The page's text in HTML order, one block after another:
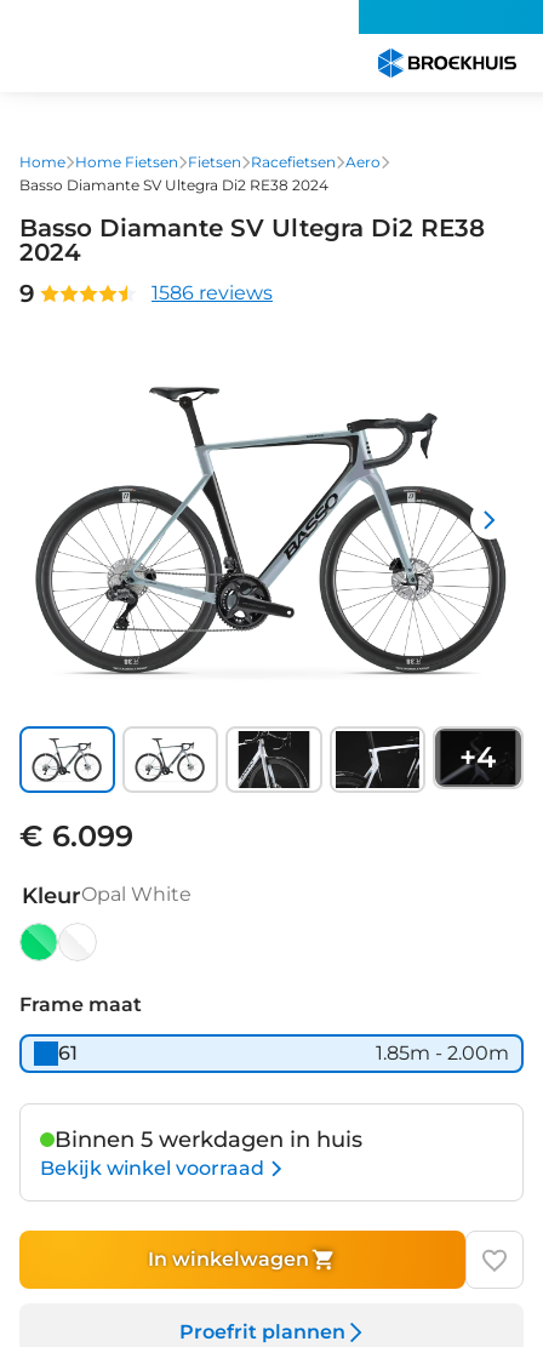
gaan
Home Home Fietsen Fietsen Racefietsen Aero
Basso Diamante SV Ultegra Di2 RE38 2024
Basso Diamante SV Ultegra Di2 RE38
2024
9
1586 reviews
+4
€ 6.099
KleurOpal White
White
Frame maat
61 1.85m - 2.00m
Binnen 5 werkdagen in huis
Bekijk winkel voorraad
In winkelwagen
Proefrit plannen